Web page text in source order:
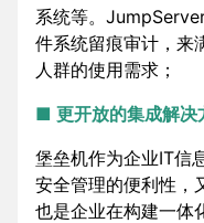
系统等。
件系统留痕审计，来
人群的使用需求；
■ 更开放的集成解决
堡垒机作为企业IT信
安全管理的便利性，
也是企业在构建一体